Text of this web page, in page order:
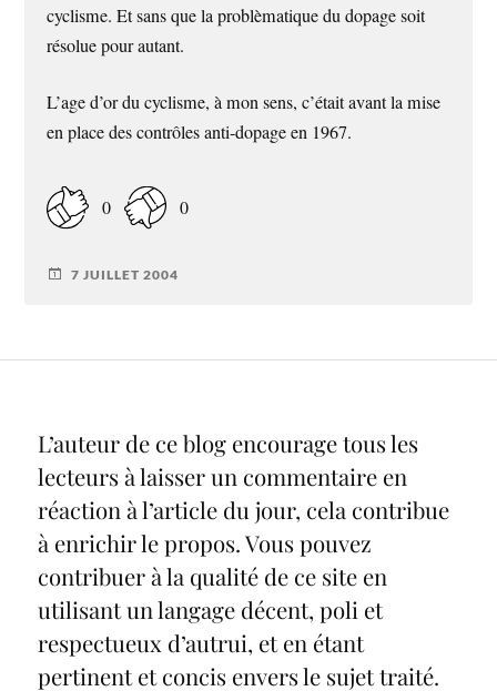
cyclisme. Et sans que la problèmatique du dopage soit
résolue pour autant.
L’age d’or du cyclisme, à mon sens, c’était avant la mise
en place des contrôles anti-dopage en 1967.
0 0
7 JUILLET 2004
L’auteur de ce blog encourage tous les
lecteurs à laisser un commentaire en
réaction à l’article du jour, cela contribue
à enrichir le propos. Vous pouvez
contribuer à la qualité de ce site en
utilisant un langage décent, poli et
respectueux d’autrui, et en étant
pertinent et concis envers le sujet traité.